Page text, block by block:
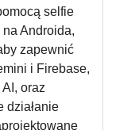
selfie
Androida,
zapewnić
i Firebase,
oraz
działanie